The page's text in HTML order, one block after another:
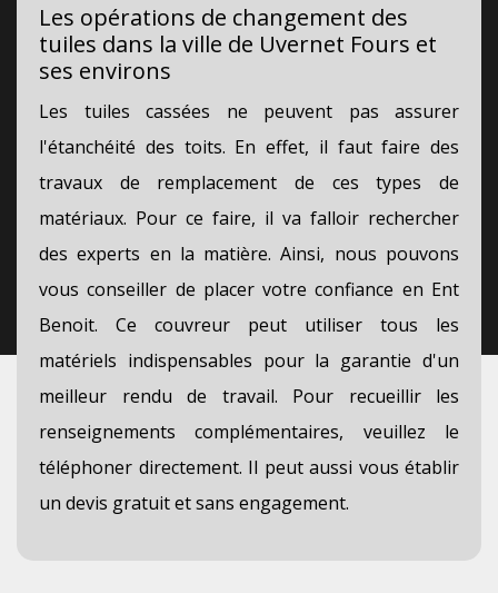
Les opérations de changement des
tuiles dans la ville de Uvernet Fours et
ses environs
Les tuiles cassées ne peuvent pas assurer
l'étanchéité des toits. En effet, il faut faire des
travaux de remplacement de ces types de
matériaux. Pour ce faire, il va falloir rechercher
des experts en la matière. Ainsi, nous pouvons
vous conseiller de placer votre confiance en Ent
Benoit. Ce couvreur peut utiliser tous les
matériels indispensables pour la garantie d'un
meilleur rendu de travail. Pour recueillir les
renseignements complémentaires, veuillez le
téléphoner directement. Il peut aussi vous établir
un devis gratuit et sans engagement.